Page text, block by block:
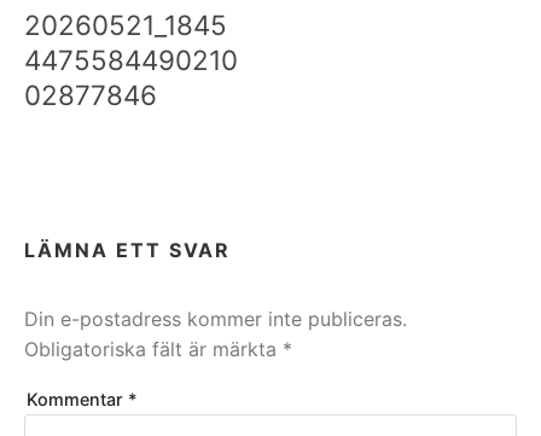
20260521_1845
4475584490210
02877846
LÄMNA ETT SVAR
Din e-postadress kommer inte publiceras.
Obligatoriska fält är märkta *
Kommentar *